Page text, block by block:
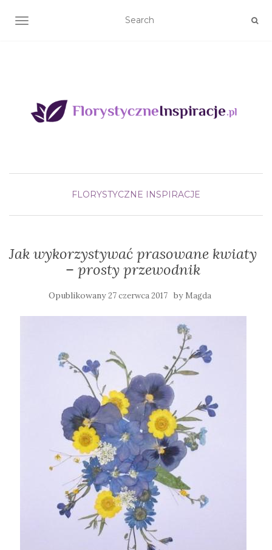
TOGGLE NAVIGATION
FLORYSTYCZNE INSPIRACJE
Jak wykorzystywać prasowane kwiaty
– prosty przewodnik
Opublikowany27 czerwca 2017 by Magda